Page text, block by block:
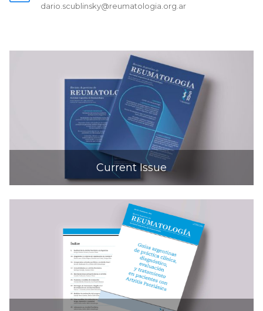
Current Issue
dario.scublinsky@reumatologia.org.ar